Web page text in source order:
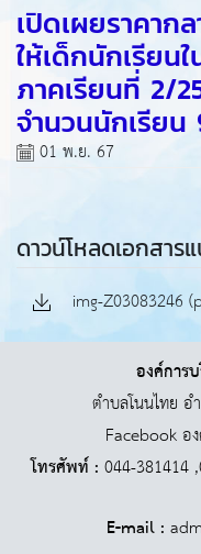
เปิดเผยราคาก
ให้เด็กนักเรียน
ภาคเรียนที่ 2/
จำนวนนักเรีย
01 พ.ย. 67
ดาวน์โหลดเอกสาร
img-Z03083246
องค์การ
ตำบลโนนไทย อ
Facebook อ
โทรศัพท์ : 044-381414
E-mail :